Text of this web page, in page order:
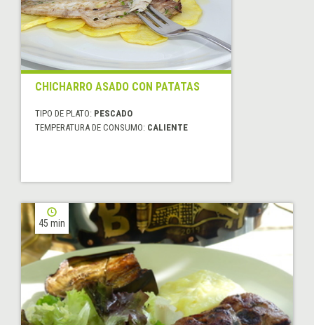
CHICHARRO ASADO CON PATATAS
TIPO DE PLATO: PESCADO
TEMPERATURA DE CONSUMO: CALIENTE
45 min